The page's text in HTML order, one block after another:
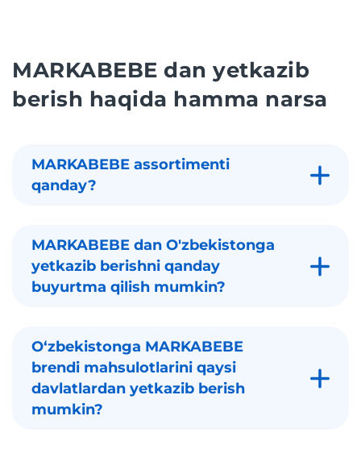
MARKABEBE dan yetkazib
berish haqida hamma narsa
MARKABEBE assortimenti
qanday?
MARKABEBE dan O'zbekistonga
yetkazib berishni qanday
buyurtma qilish mumkin?
Oʻzbekistonga MARKABEBE
brendi mahsulotlarini qaysi
davlatlardan yetkazib berish
mumkin?